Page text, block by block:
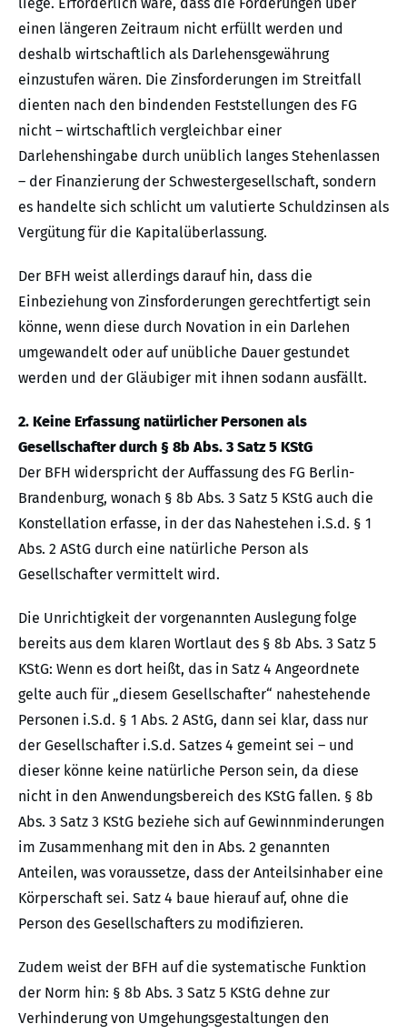
einen längeren Zeitraum nicht erfüllt werden und
deshalb wirtschaftlich als Darlehensgewährung
einzustufen wären. Die Zinsforderungen im Streitfall
dienten nach den bindenden Feststellungen des FG
nicht – wirtschaftlich vergleichbar einer
Darlehenshingabe durch unüblich langes Stehenlassen
– der Finanzierung der Schwestergesellschaft, sondern
es handelte sich schlicht um valutierte Schuldzinsen als
Vergütung für die Kapitalüberlassung.
Der BFH weist allerdings darauf hin, dass die
Einbeziehung von Zinsforderungen gerechtfertigt sein
könne, wenn diese durch Novation in ein Darlehen
umgewandelt oder auf unübliche Dauer gestundet
werden und der Gläubiger mit ihnen sodann ausfällt.
2. Keine Erfassung natürlicher Personen als
Gesellschafter durch § 8b Abs. 3 Satz 5 KStG
Der BFH widerspricht der Auffassung des FG Berlin-
Brandenburg, wonach § 8b Abs. 3 Satz 5 KStG auch die
Konstellation erfasse, in der das Nahestehen i.S.d. § 1
Abs. 2 AStG durch eine natürliche Person als
Gesellschafter vermittelt wird.
Die Unrichtigkeit der vorgenannten Auslegung folge
bereits aus dem klaren Wortlaut des § 8b Abs. 3 Satz 5
KStG: Wenn es dort heißt, das in Satz 4 Angeordnete
gelte auch für „diesem Gesellschafter“ nahestehende
Personen i.S.d. § 1 Abs. 2 AStG, dann sei klar, dass nur
der Gesellschafter i.S.d. Satzes 4 gemeint sei – und
dieser könne keine natürliche Person sein, da diese
nicht in den Anwendungsbereich des KStG fallen. § 8b
Abs. 3 Satz 3 KStG beziehe sich auf Gewinnminderungen
im Zusammenhang mit den in Abs. 2 genannten
Anteilen, was voraussetze, dass der Anteilsinhaber eine
Körperschaft sei. Satz 4 baue hierauf auf, ohne die
Person des Gesellschafters zu modifizieren.
Zudem weist der BFH auf die systematische Funktion
der Norm hin: § 8b Abs. 3 Satz 5 KStG dehne zur
Verhinderung von Umgehungsgestaltungen den